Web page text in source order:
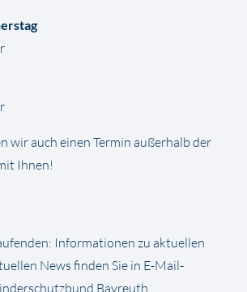
wir auch einen Termin außerhalb der
Ihnen!
Informationen zu aktuellen
News finden Sie in E-Mail-
Bayreuth.